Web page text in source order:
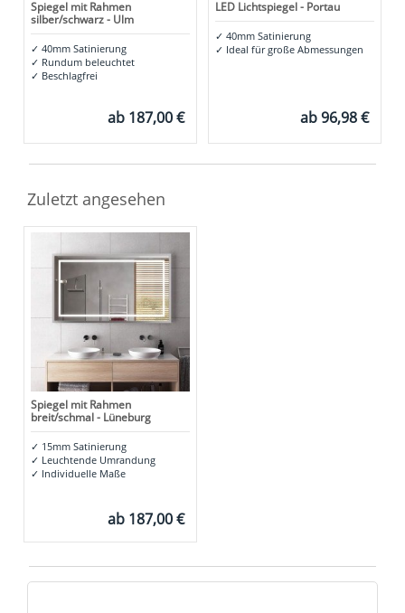
Spiegel mit Rahmen
silber/schwarz - Ulm
✓ 40mm Satinierung
✓ Rundum beleuchtet
✓ Beschlagfrei
ab 187,00 €
LED Lichtspiegel - Portau
✓ 40mm Satinierung
✓ Ideal für große Abmessungen
ab96,98 €
Zuletzt angesehen
Spiegel mit Rahmen
breit/schmal - Lüneburg
✓ 15mm Satinierung
✓ Leuchtende Umrandung
✓ Individuelle Maße
ab 187,00 €